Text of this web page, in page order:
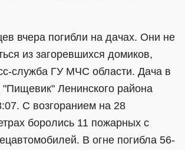
вчера погибли на дачах. Они не
из загоревшихся домиков,
служба ГУ МЧС области. Дача в
Ленинского района
С возгоранием на 28
боролись 11 пожарных с
В огне погибла 56-